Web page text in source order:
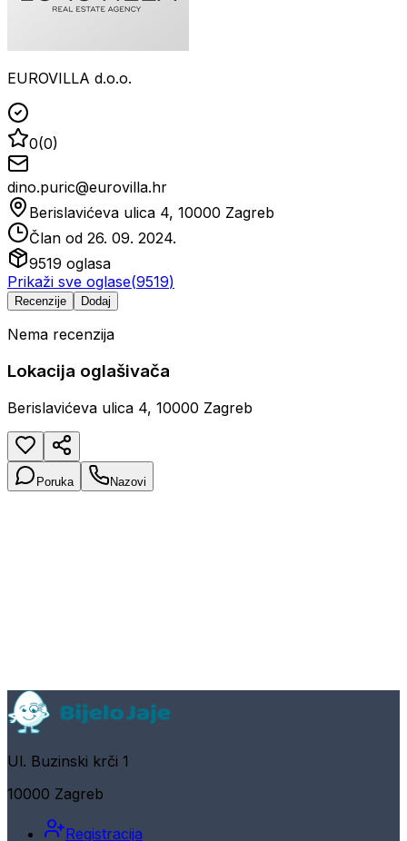
EUROVILLA d.o.o.
0(0)
dino.puric@eurovilla.hr
Berislavićeva ulica 4, 10000 Zagreb
Član od 26. 09. 2024.
9519 oglasa
Prikaži sve oglase(9519)
Recenzije Dodaj
Nema recenzija
Lokacija oglašivača
Berislavićeva ulica 4, 10000 Zagreb
Poruka Nazovi
Ul. Buzinski krči 1
10000 Zagreb
Registracija